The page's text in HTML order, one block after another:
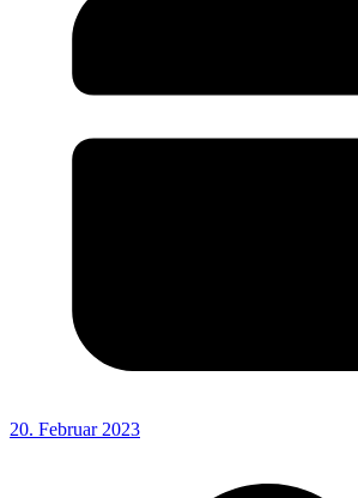
20. Februar 2023